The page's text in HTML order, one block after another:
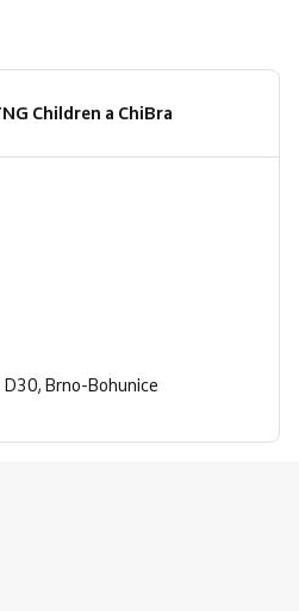
Children a ChiBra
Brno-Bohunice